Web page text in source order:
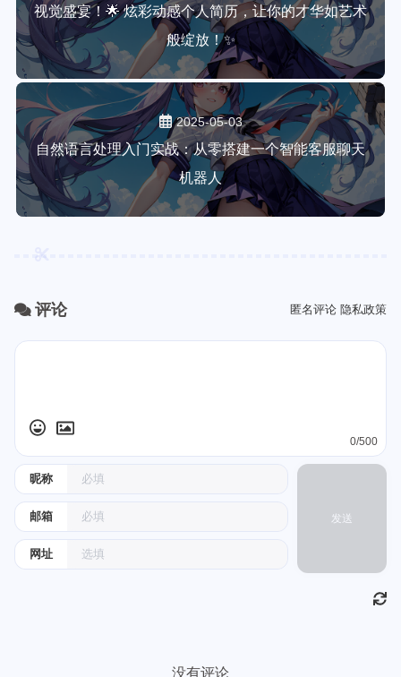
视觉盛宴！🌟 炫彩动感个人简历，让你的才华如艺术
般绽放！✨
2025-05-03
自然语言处理入门实战：从零搭建一个智能客服聊天
机器人
评论 匿名评论 隐私政策
昵称
邮箱
网址
0/500
发送
没有评论